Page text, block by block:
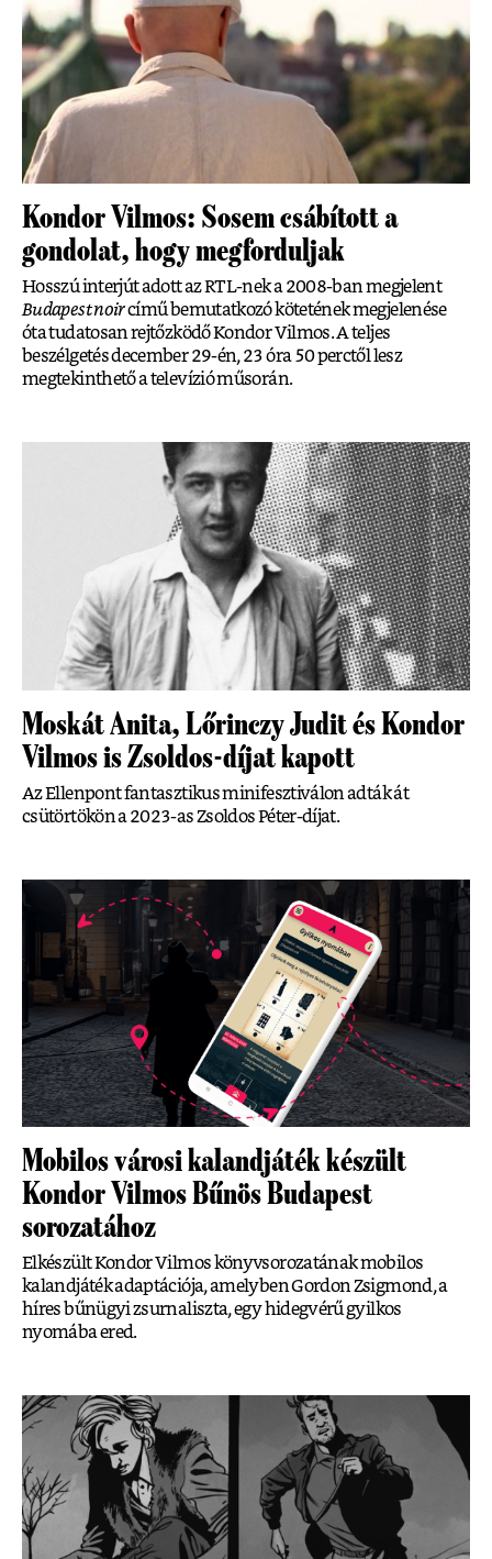
Kondor Vilmos: Sosem csábított a
gondolat, hogy megforduljak
Hosszú interjút adott az RTL-nek a 2008-ban megjelent
Budapest noircímű bemutatkozó kötetének megjelenése
óta tudatosan rejtőzködő Kondor Vilmos. A teljes
beszélgetés december 29-én, 23 óra 50 perctől lesz
megtekinthető a televízió műsorán.
Moskát Anita, Lőrinczy Judit és Kondor
Vilmos is Zsoldos-díjat kapott
Az Ellenpont fantasztikus minifesztiválon adták át
csütörtökön a 2023-as Zsoldos Péter-díjat.
Mobilos városi kalandjáték készült
Kondor Vilmos Bűnös Budapest
sorozatához
Elkészült Kondor Vilmos könyvsorozatának mobilos
kalandjáték adaptációja, amelyben Gordon Zsigmond, a
híres bűnügyi zsurnaliszta, egy hidegvérű gyilkos
nyomába ered.